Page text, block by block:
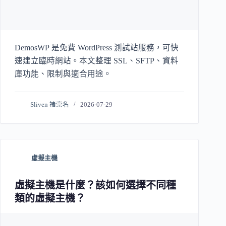
DemosWP 是免費 WordPress 測試站服務，可快
速建立臨時網站。本文整理 SSL、SFTP、資料
庫功能、限制與適合用途。
Sliven 褚崇名 2026-07-29
虛擬主機
虛擬主機是什麼？該如何選擇不同種
類的虛擬主機？